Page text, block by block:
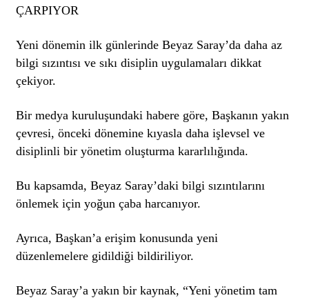
ÇARPIYOR
Yeni dönemin ilk günlerinde Beyaz Saray’da daha az
bilgi sızıntısı ve sıkı disiplin uygulamaları dikkat
çekiyor.
Bir medya kuruluşundaki habere göre, Başkanın yakın
çevresi, önceki dönemine kıyasla daha işlevsel ve
disiplinli bir yönetim oluşturma kararlılığında.
Bu kapsamda, Beyaz Saray’daki bilgi sızıntılarını
önlemek için yoğun çaba harcanıyor.
Ayrıca, Başkan’a erişim konusunda yeni
düzenlemelere gidildiği bildiriliyor.
Beyaz Saray’a yakın bir kaynak, “Yeni yönetim tam